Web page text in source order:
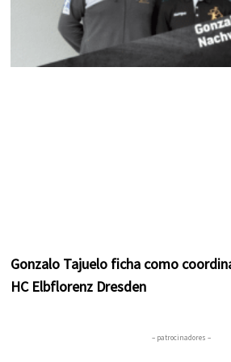
Gonzalo Tajuelo ficha como
HC Elbflorenz Dresden
– patrocinadores –